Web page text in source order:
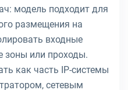
модель подходит для
размещения на
входные
зоны или проходы.
как часть IP-системы
сетевым